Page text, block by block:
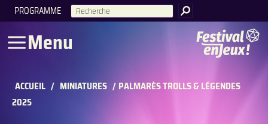
PROGRAMME
RECHERCHE
Menu
ACCUEIL / MINIATURES / PALMARÈS TROLLS & LÉGENDES
2025